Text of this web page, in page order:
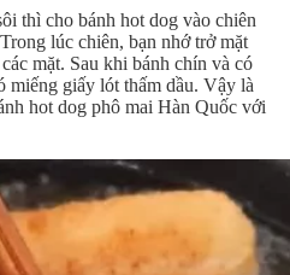
thì cho bánh hot dog vào chiên
lúc chiên, bạn nhớ trở mặt
mặt. Sau khi bánh chín và có
miếng giấy lót thấm dầu. Vậy là
hot dog phô mai Hàn Quốc với